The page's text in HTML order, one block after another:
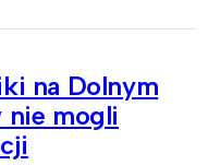
na Dolnym
nie mogli